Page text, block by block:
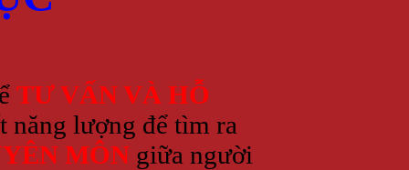
TƯ VẤN VÀ HỖ
năng lượng để tìm ra
MÔN giữa người